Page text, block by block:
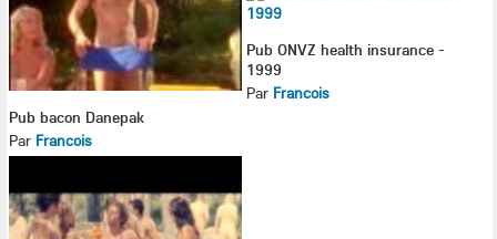
Pub bacon Danepak
Par Francois
Pub ONVZ health insurance -
1999
Par Francois